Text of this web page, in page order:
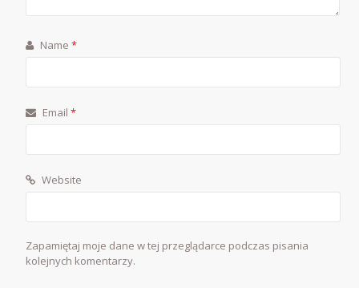
Name*
Email*
Website
Zapamiętaj moje dane w tej przeglądarce podczas pisania
kolejnych komentarzy.